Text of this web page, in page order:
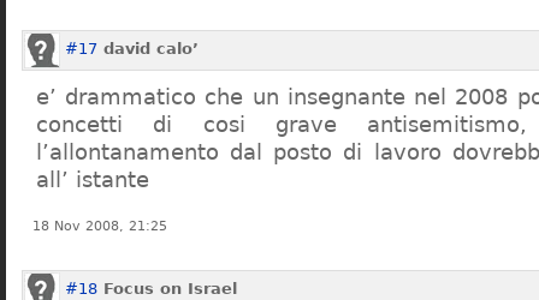
#17 david calo’
e’ drammatico che un insegnante nel 2008
concetti di cosi grave
l’allontanamento dal posto di lavoro
all’ istante
18 Nov 2008, 21:25
#18 Focus on Israel